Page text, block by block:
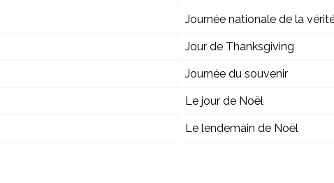
Journée nationale de la
Jour de Thanksgiving
Journée du souvenir
Le jour de Noël
Le lendemain de Noël